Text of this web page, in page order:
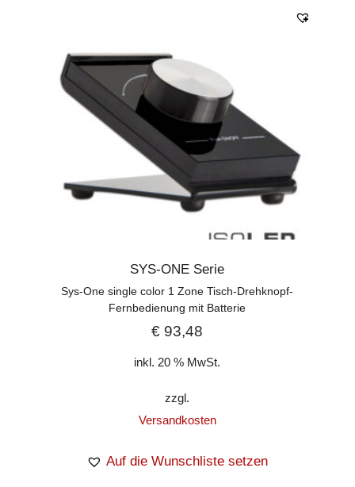
SYS-ONE Serie
Sys-One single color 1 Zone Tisch-Drehknopf-
Fernbedienung mit Batterie
€ 93,48
inkl. 20 % MwSt.
zzgl.
Versandkosten
Auf die Wunschliste setzen